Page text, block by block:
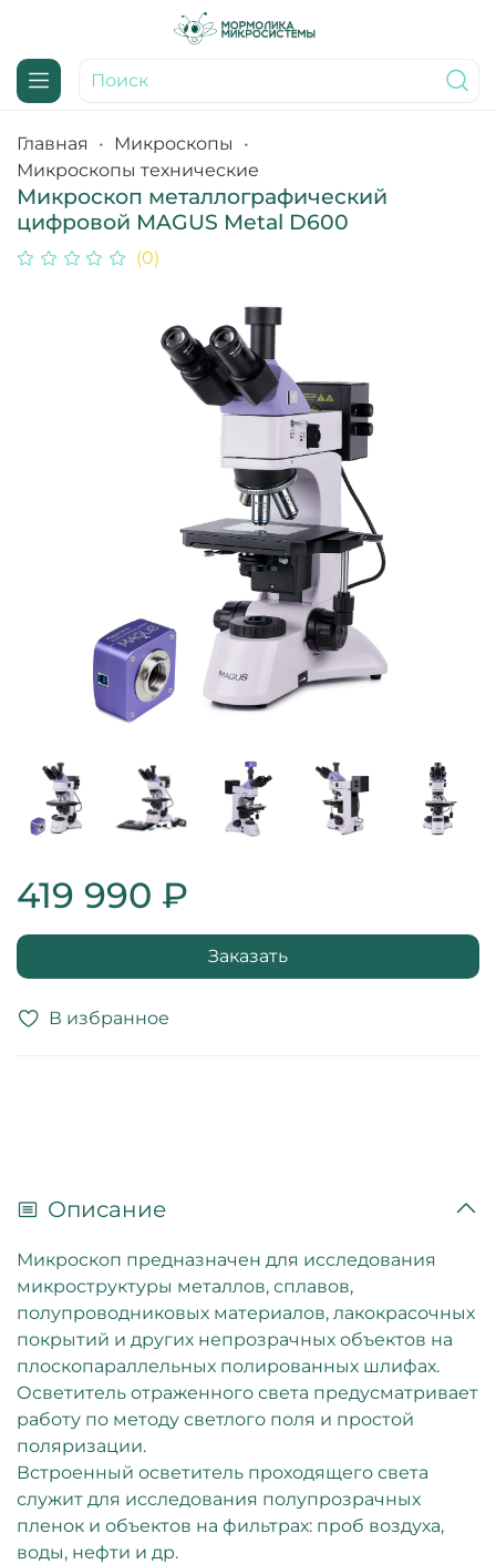
Главная
Микроскопы
Микроскопы технические
Микроскоп металлографический
цифровой MAGUS Metal D600
(0)
В избранное
419 990 ₽
Заказать
Описание
Микроскоп предназначен для исследования
микроструктуры металлов, сплавов,
полупроводниковых материалов, лакокрасочных
покрытий и других непрозрачных объектов на
плоскопараллельных полированных шлифах.
Осветитель отраженного света предусматривает
работу по методу светлого поля и простой
поляризации.
Встроенный осветитель проходящего света
служит для исследования полупрозрачных
пленок и объектов на фильтрах: проб воздуха,
воды, нефти и др.